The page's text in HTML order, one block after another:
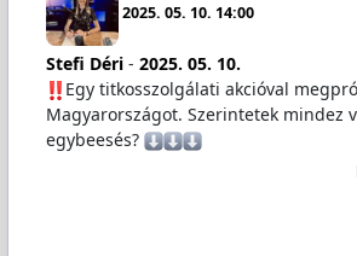
2025. 05. 10. 14:00
Stefi Déri- 2025. 05. 10.
️Egy titkosszolgálati akcióval
Magyarországot. Szerintetek mindez
egybeesés?